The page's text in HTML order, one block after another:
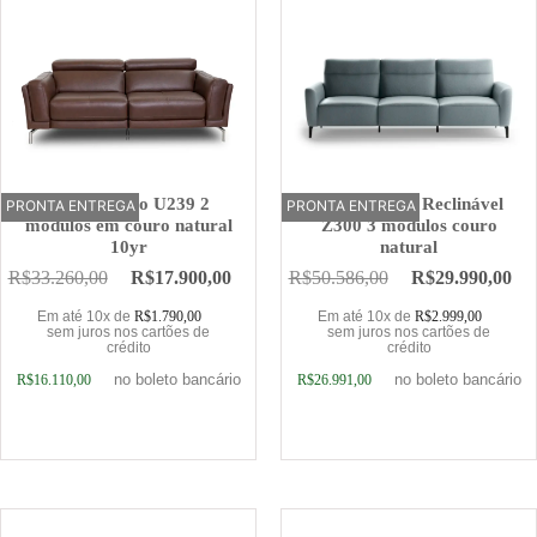
OFERTA
PRONTA ENTREGA
Sofá Elétrico U239 2
módulos em couro natural
10yr
R$33.260,00 R$17.900,00
Em até 10x de R$1.790,00
sem juros nos cartões de
crédito
R$16.110,00 no boleto bancário
OFERTA
PRONTA ENTREGA
Sofá Elétrico Reclinável
Z300 3 módulos couro
natural
R$50.586,00 R$29.990,00
Em até 10x de R$2.999,00
sem juros nos cartões de
crédito
R$26.991,00 no boleto bancário